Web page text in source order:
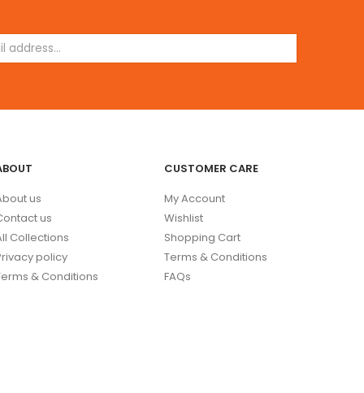
us
us
Collections
policy
& Conditions
CUSTOMER CARE
My Account
Wishlist
Shopping Cart
Terms & Conditions
FAQs